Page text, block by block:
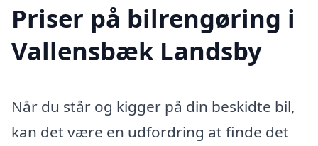
Priser på bilrengøring i
Vallensbæk Landsby
Når du står og kigger på din beskidte bil,
kan det være en udfordring at finde det